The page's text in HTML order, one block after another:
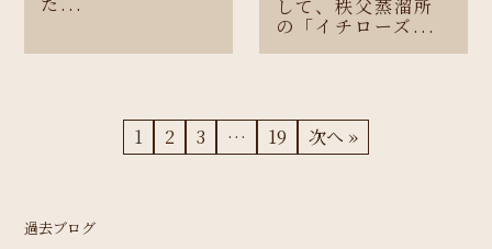
して、秩父蒸溜所
の「イチローズ...
1 2 3 … 19 次へ »
過去ブログ